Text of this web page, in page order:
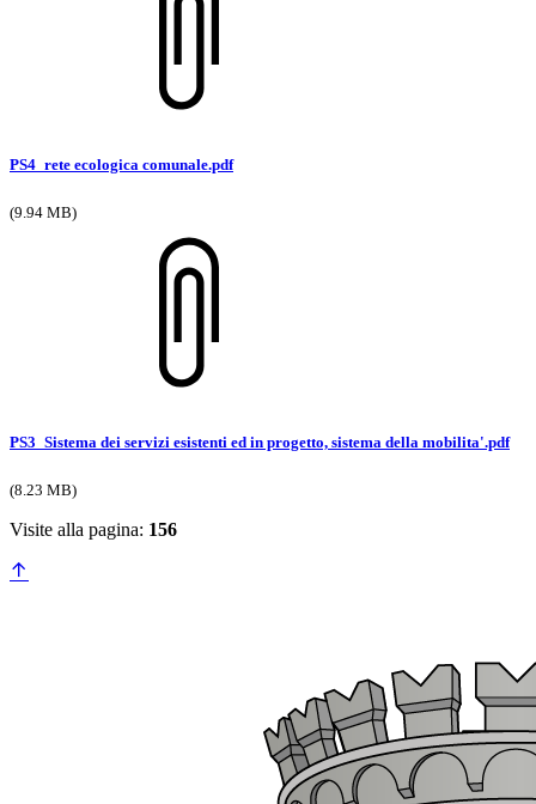
PS4_rete ecologica comunale.pdf
(9.94 MB)
PS3_Sistema dei servizi esistenti ed in progetto, sistema della mobilita'.pdf
(8.23 MB)
Visite alla pagina: 156